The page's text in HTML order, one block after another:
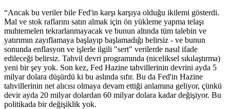
“Ancak bu veriler bile Fed'in karşı karşıya olduğu ikilemi gösterdi.
Mal ve stok raflarını satın almak için ön yükleme yapma telaşı
muhtemelen tekrarlanmayacak ve bunun altında tüm talebin ve
yatırımın zayıflamaya başlayıp başlamadığı belirsiz - ve bunun
sonunda enflasyon ve işlerle ilgili "sert" verilerde nasıl ifade
edileceği belirsiz. Tahvil devri programında (niceliksel sıkılaştırma)
yeni bir şey yok. Son kez, Fed Hazine tahvillerinin devrini ayda 5
milyar dolara düşürdü ki bu aslında sıfır. Bu da Fed'in Hazine
tahvillerinin net alıcısı olmaya devam ettiği anlamına geliyor, çünkü
devir ayda 20 milyar dolardan 60 milyar dolara kadar değişiyor. Bu
politikada bir değişiklik yok.